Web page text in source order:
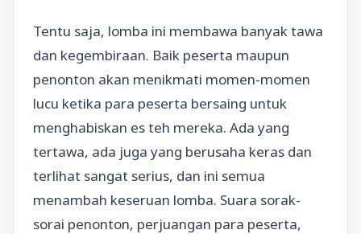
Tentu saja, lomba ini membawa banyak tawa
dan kegembiraan. Baik peserta maupun
penonton akan menikmati momen-momen
lucu ketika para peserta bersaing untuk
menghabiskan es teh mereka. Ada yang
tertawa, ada juga yang berusaha keras dan
terlihat sangat serius, dan ini semua
menambah keseruan lomba. Suara sorak-
sorai penonton, perjuangan para peserta,